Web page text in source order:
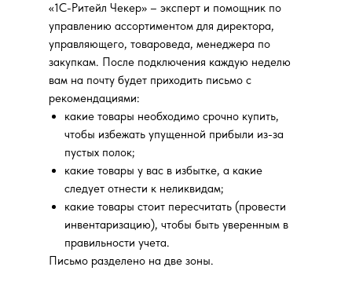
«1С-Ритейл Чекер» – эксперт и помощник по
управлению ассортиментом для директора,
управляющего, товароведа, менеджера по
закупкам. После подключения каждую неделю
вам на почту будет приходить письмо с
рекомендациями:
какие товары необходимо срочно купить,
чтобы избежать упущенной прибыли из-за
пустых полок;
какие товары у вас в избытке, а какие
следует отнести к неликвидам;
какие товары стоит пересчитать (провести
инвентаризацию), чтобы быть уверенным в
правильности учета.
Письмо разделено на две зоны.